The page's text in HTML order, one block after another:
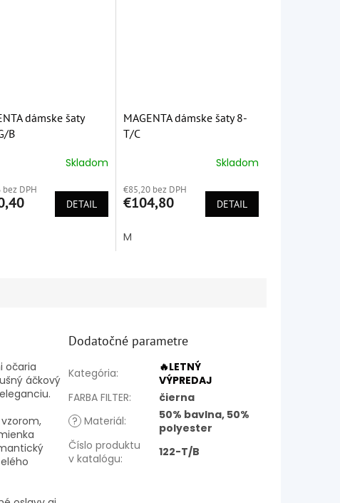
dámske šaty
B
Skladom
DPH
DETAIL
MAGENTA dámske šaty 8-
T/C
produktu
je
z
Skladom
€85,20 bez DPH
€104,80 DETAIL
M
očaria
áčkový
Dodatočné parametre
Kategória:
🔥LETNÝ
VÝPREDAJ
FARBA FILTER:
čierna
? Materiál:
50% bavlna, 50%
polyester
Číslo produktu
v katalógu: 122-T/B